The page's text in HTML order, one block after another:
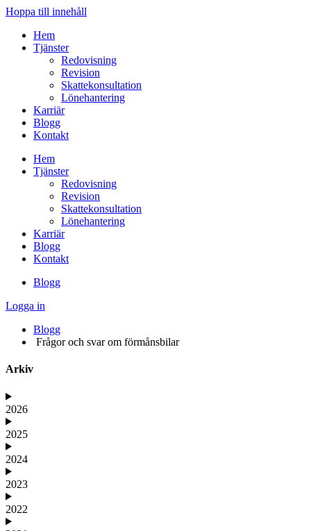
Hoppa till innehåll
Hem
Tjänster
Redovisning
Revision
Skattekonsultation
Lönehantering
Karriär
Blogg
Kontakt
Hem
Tjänster
Redovisning
Revision
Skattekonsultation
Lönehantering
Karriär
Blogg
Kontakt
Blogg
Logga in
Blogg
Frågor och svar om förmånsbilar
Arkiv
2026
2025
2024
2023
2022